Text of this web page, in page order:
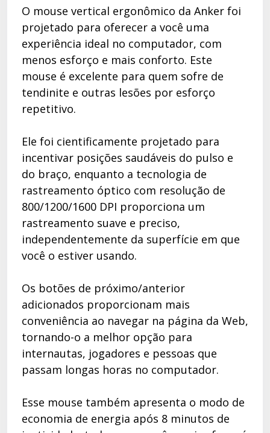
O mouse vertical ergonômico da Anker foi
projetado para oferecer a você uma
experiência ideal no computador, com
menos esforço e mais conforto. Este
mouse é excelente para quem sofre de
tendinite e outras lesões por esforço
repetitivo.
Ele foi cientificamente projetado para
incentivar posições saudáveis do pulso e
do braço, enquanto a tecnologia de
rastreamento óptico com resolução de
800/1200/1600 DPI proporciona um
rastreamento suave e preciso,
independentemente da superfície em que
você o estiver usando.
Os botões de próximo/anterior
adicionados proporcionam mais
conveniência ao navegar na página da Web,
tornando-o a melhor opção para
internautas, jogadores e pessoas que
passam longas horas no computador.
Esse mouse também apresenta o modo de
economia de energia após 8 minutos de